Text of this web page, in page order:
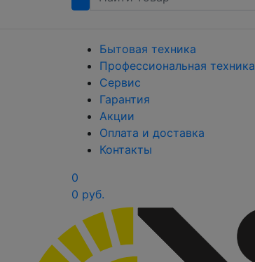
Бытовая техника
Профессиональная техника
Сервис
Гарантия
Акции
Оплата и доставка
Контакты
0
0 руб.